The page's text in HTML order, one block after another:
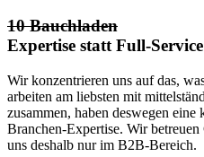
10 Bauchladen
Expertise statt Full-Service
Wir konzentrieren uns auf das,
arbeiten am liebsten mit
zusammen, haben deswegen
Branchen-Expertise. Wir
uns deshalb nur im B2B-Bereich.